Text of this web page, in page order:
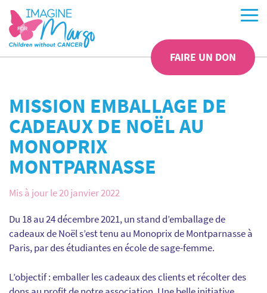
FAIRE UN DON
MISSION EMBALLAGE DE
CADEAUX DE NOËL AU
MONOPRIX
MONTPARNASSE
Mis à jour le 20 janvier 2022
Du 18 au 24 décembre 2021, un stand d’emballage de
cadeaux de Noël s’est tenu au Monoprix de Montparnasse à
Paris, par des étudiantes en école de sage-femme.
L’objectif : emballer les cadeaux des clients et récolter des